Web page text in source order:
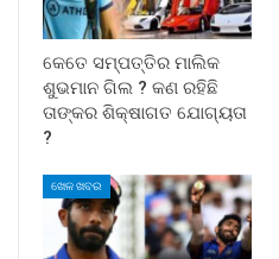
କେତେ ସମ୍ପତ୍ତିର ମାଲିକ
ଶୁଭମାନ ଗିଲ ? କଣ ରହିଛି
ତାଙ୍କର ଶିକ୍ଷାଗତ ଯୋଗ୍ୟତା
?
ଖେଳ ଖବର